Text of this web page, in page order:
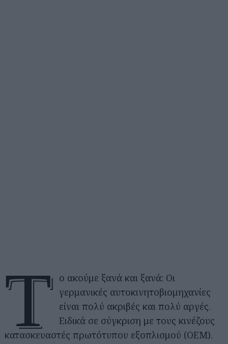
Τ
ο ακούμε ξανά και ξανά: Οι
γερμανικές αυτοκινητοβιομηχανίες
είναι πολύ ακριβές και πολύ αργές.
Ειδικά σε σύγκριση με τους κινέζους
κατασκευαστές πρωτότυπου εξοπλισμού (OEM).